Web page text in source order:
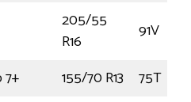
205/55
R16
91V
7+ 155/70 R13
75T